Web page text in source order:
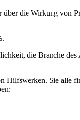
die Wirkung von
die Branche des
Hilfswerken. Sie alle